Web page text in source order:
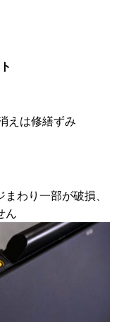
えは修繕ずみ
わり一部が破損、
ん